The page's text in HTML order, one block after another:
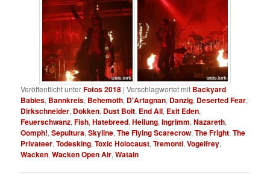
Veröffentlicht unterFotos 2018 |Verschlagwortet mit Backyard
Babies, Bannkreis, Behemoth, D'Artagnan, Danzig, Deserted Fear,
Dirkschneider, Dokken, Dust Bolt, End All, Exit Eden,
Feuerschwanz,Fish,Hatebreed,Heilung,Ingrimm,Nazareth,
Oomph!,Sepultura,Skyline,The Flying Scarecrow,The Fright,The
Privateer,Todesking,Toxic Holocaust,Tremonti,Vogelfrey,
Wacken,Wacken Open Air,Watain